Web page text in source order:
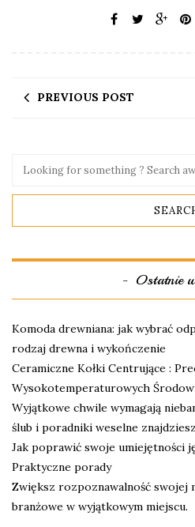
PREVIOUS POST
Ostatnie
Komoda drewniana: jak wybrać
rodzaj drewna i wykończenie
Ceramiczne Kołki Centrujące :
Wysokotemperaturowych
Wyjątkowe chwile wymagają
ślub i poradniki weselne
Jak poprawić swoje umiejętności
Praktyczne porady
Zwiększ rozpoznawalność
branżowe w wyjątkowym miejscu.